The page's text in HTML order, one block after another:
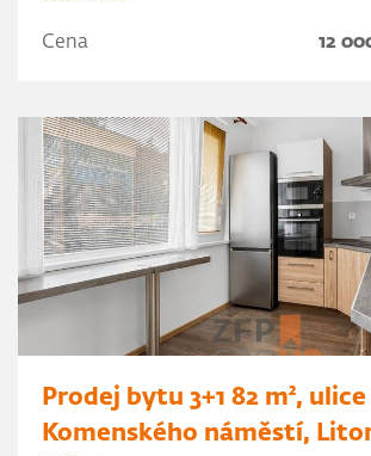
Cena 12
Prodej bytu 3+1 82 m², ulice
Komenského náměstí,